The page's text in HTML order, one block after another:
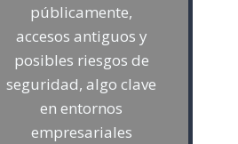
públicamente,
accesos antiguos y
posibles riesgos de
seguridad, algo clave
en entornos
empresariales